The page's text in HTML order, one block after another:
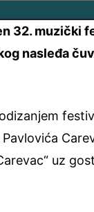
32. muzički
nasleđa
uz